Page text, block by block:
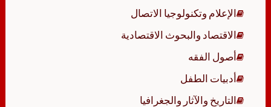
الإعلام وتكنولوجيا الاتصال
الاقتصاد والبحوث الاقتصادية
أصول الفقه
أدبيات الطفل
التاريخ والآثار والجغرافيا